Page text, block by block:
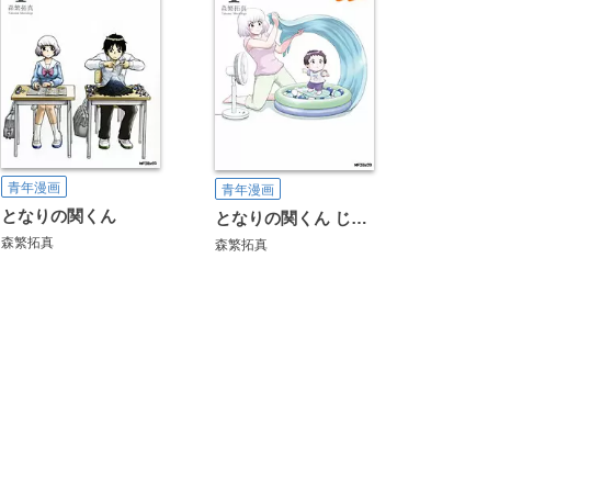
青年漫画
となりの関くん
森繁拓真
青年漫画
となりの関くん じゅにあ
森繁拓真